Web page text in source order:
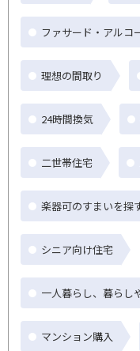
ファサード・アルコ
理想の間取り
24時間換気
二世帯住宅
楽器可のすまいを探
シニア向け住宅
一人暮らし、暮らし
マンション購入